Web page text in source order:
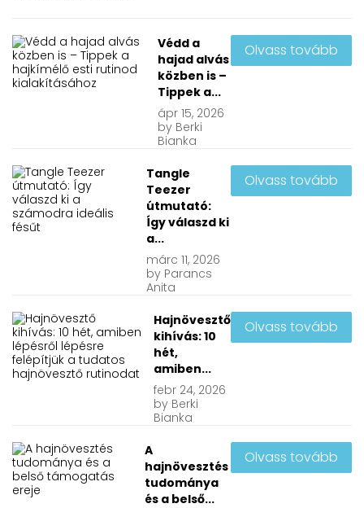
Védd a
hajad alvás
közben is –
Tippek a...
ápr15, 2026
by Berki
Bianka
Olvass tovább
Tangle
Teezer
útmutató:
Így válaszd ki
a...
márc11, 2026
by Parancs
Anita
Olvass tovább
Hajnövesztő
kihívás: 10
hét,
amiben...
febr 24, 2026
by Berki
Bianka
Olvass tovább
A
hajnövesztés
tudománya
és a belső...
Olvass tovább